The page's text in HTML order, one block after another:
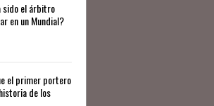
sido el árbitro
en un Mundial?
el primer portero
de los